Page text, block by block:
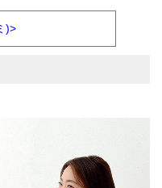
)>